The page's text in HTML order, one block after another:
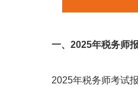
一、2025年税务师
2025年税务师考试报